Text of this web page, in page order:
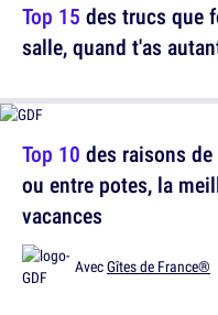
Top 10 des raisons
ou entre potes, la
vacances
AvecGîtes de France®
Top 15 des trucs que
salle, quand t'as